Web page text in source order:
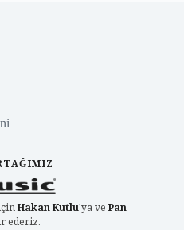
Hakan Kutlu'ya vePan
ederiz.